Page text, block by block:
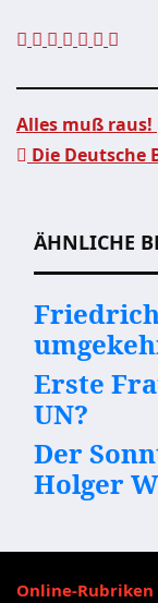
Alles muß raus!
Die
ÄHNLICHE
Erste
UN?
Der
Holger
Online-Rubriken